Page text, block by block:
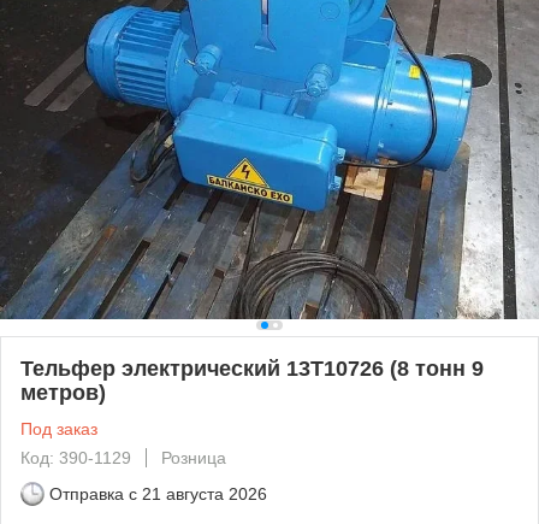
Тельфер электрический 13Т10726 (8 тонн 9
метров)
Под заказ
Код: 390-1129
Розница
Отправка с 21 августа 2026